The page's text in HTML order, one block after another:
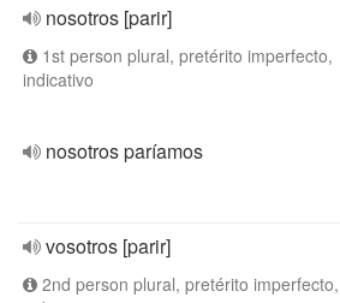
nosotros [parir]
1st person plural, pretérito imperfecto,
indicativo
nosotros paríamos
vosotros [parir]
2nd person plural, pretérito imperfecto,